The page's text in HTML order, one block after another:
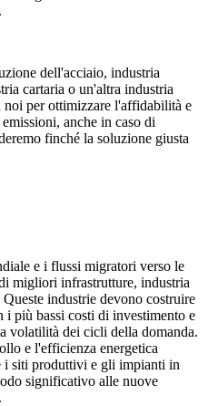
dell'acciaio, industria
cartaria o un'altra industria
noi per ottimizzare l'affidabilità e
anche in caso di
finché la soluzione giusta
e i flussi migratori verso le
migliori infrastrutture, industria
industrie devono costruire
più bassi costi di investimento e
volatilità dei cicli della domanda.
e l'efficienza energetica
i siti produttivi e gli impianti in
significativo alle nuove